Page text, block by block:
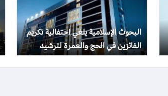
البحوث الإسلامية يلغي احتفالية تكريم
الفائزين في الحج والعمرة لترشيد
النفقات